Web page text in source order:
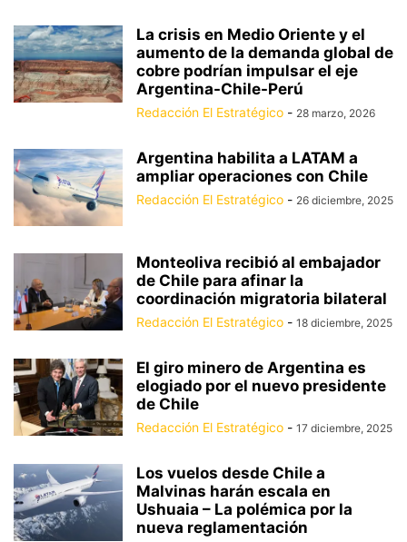
La crisis en Medio Oriente y el
aumento de la demanda global de
cobre podrían impulsar el eje
Argentina-Chile-Perú
Redacción El Estratégico - 28 marzo, 2026
Argentina habilita a LATAM a
ampliar operaciones con Chile
Redacción El Estratégico - 26 diciembre, 2025
Monteoliva recibió al embajador
de Chile para afinar la
coordinación migratoria bilateral
Redacción El Estratégico - 18 diciembre, 2025
El giro minero de Argentina es
elogiado por el nuevo presidente
de Chile
Redacción El Estratégico - 17 diciembre, 2025
Los vuelos desde Chile a
Malvinas harán escala en
Ushuaia – La polémica por la
nueva reglamentación